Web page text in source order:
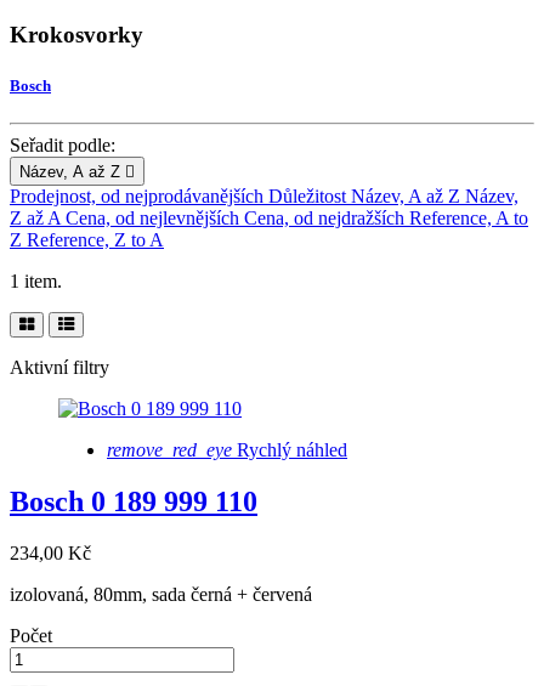
Krokosvorky
Bosch
Seřadit podle:
Název, A až Z 
Prodejnost, od nejprodávanějších Důležitost Název, A až Z Název,
Z až A Cena, od nejlevnějších Cena, od nejdražších Reference, A to
Z Reference, Z to A
1 item.
Aktivní filtry
remove_red_eye Rychlý náhled
Bosch 0 189 999 110
234,00 Kč
izolovaná, 80mm, sada černá + červená
Počet